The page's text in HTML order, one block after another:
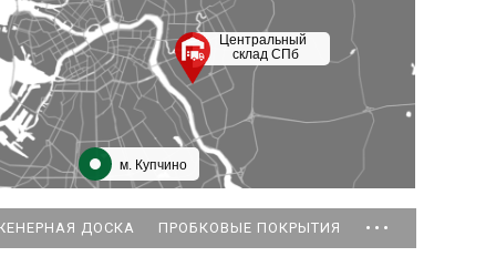
м. Купчино
Центральный
склад СПб
ДОСКА ПРОБКОВЫЕ ПОКРЫТИЯ ...